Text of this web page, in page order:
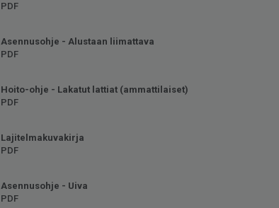
PDF
Asennusohje - Alustaan liimattava
PDF
Hoito-ohje - Lakatut lattiat (ammattilaiset)
PDF
Lajitelmakuvakirja
PDF
Asennusohje - Uiva
PDF